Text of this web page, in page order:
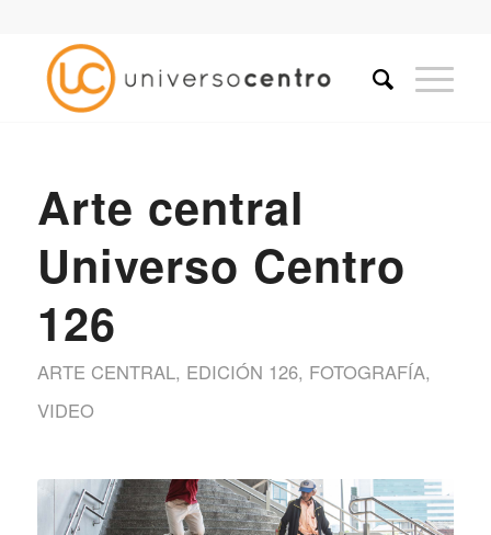
Arte central
Universo Centro
126
ARTE CENTRAL, EDICIÓN 126, FOTOGRAFÍA,
VIDEO